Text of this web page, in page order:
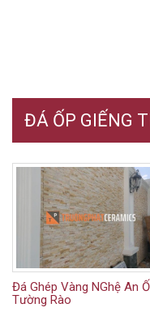
ĐÁ ỐP GIẾNG
Đá Ghép Vàng NGhệ An
Tường Rào